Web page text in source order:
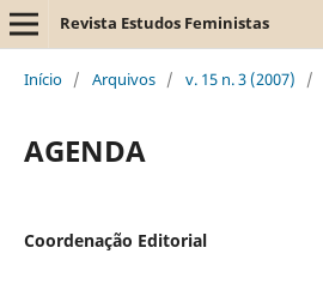
Revista Estudos Feministas
Início / Arquivos / v. 15 n. 3 (2007) /
AGENDA
Coordenação Editorial